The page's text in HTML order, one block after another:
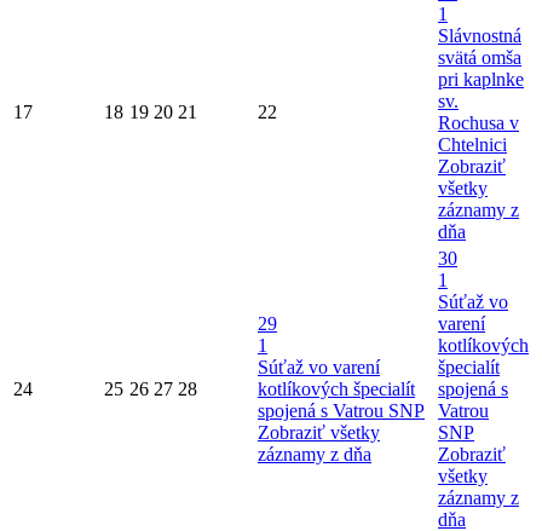
17 18 19 20 21 22
1
Slávnostná
svätá omša
pri kaplnke
sv.
Rochusa v
Chtelnici
Zobraziť
všetky
záznamy z
dňa
24 25 26 27 28
29
1
Súťaž vo varení
kotlíkových špecialít
spojená s Vatrou SNP
Zobraziť všetky
záznamy z dňa
30
1
Súťaž vo
varení
kotlíkových
špecialít
spojená s
Vatrou
SNP
Zobraziť
všetky
záznamy z
dňa